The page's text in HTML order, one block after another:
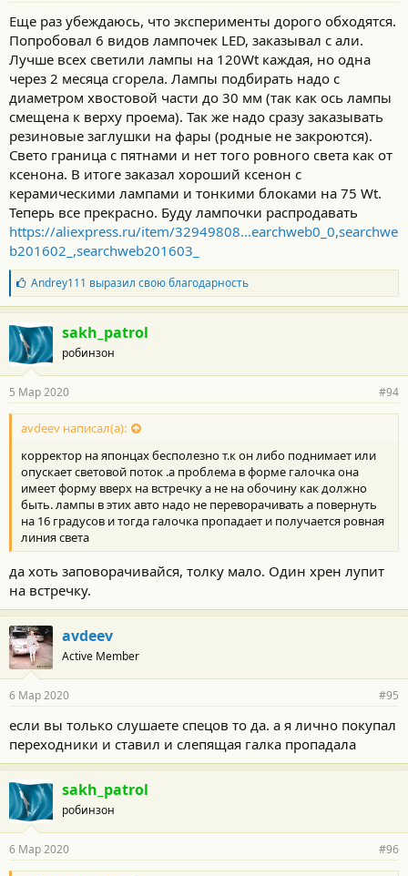
Еще раз убеждаюсь, что эксперименты дорого обходятся.
Попробовал 6 видов лампочек LED, заказывал с али.
Лучше всех светили лампы на 120Wt каждая, но одна
через 2 месяца сгорела. Лампы подбирать надо с
диаметром хвостовой части до 30 мм (так как ось лампы
смещена к верху проема). Так же надо сразу заказывать
резиновые заглушки на фары (родные не закроются).
Свето граница с пятнами и нет того ровного света как от
ксенона. В итоге заказал хороший ксенон с
керамическими лампами и тонкими блоками на 75 Wt.
Теперь все прекрасно. Буду лампочки распродавать
https://aliexpress.ru/item/32949808...earchweb0_0,searchwe
b201602_,searchweb201603_
Б
л
а
г
о
д
а
н
о
с
и
:
Andrey111 выразил свою благодарность
sakh_patrol
робинзон
5 Мар 2020 #94
avdeev написал(а):
корректор на японцах бесполезно т.к он либо поднимает или
опускает световой поток .а проблема в форме галочка она
имеет форму вверх на встречку а не на обочину как должно
быть. лампы в этих авто надо не переворачивать а повернуть
на 16 градусов и тогда галочка пропадает и получается ровная
линия света
да хоть заповорачивайся, толку мало. Один хрен лупит
на встречку.
avdeev
Active Member
6 Мар 2020 #95
если вы только слушаете спецов то да. а я лично покупал
переходники и ставил и слепящая галка пропадала
sakh_patrol
робинзон
6 Мар 2020 #96